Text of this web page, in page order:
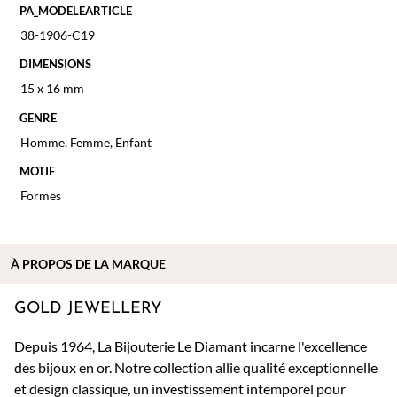
PA_MODELEARTICLE
38-1906-C19
DIMENSIONS
15 x 16 mm
GENRE
Homme, Femme, Enfant
MOTIF
Formes
GOLD JEWELLERY
Depuis 1964, La Bijouterie Le Diamant incarne l'excellence
des bijoux en or. Notre collection allie qualité exceptionnelle
et design classique, un investissement intemporel pour
À PROPOS DE LA MARQUE